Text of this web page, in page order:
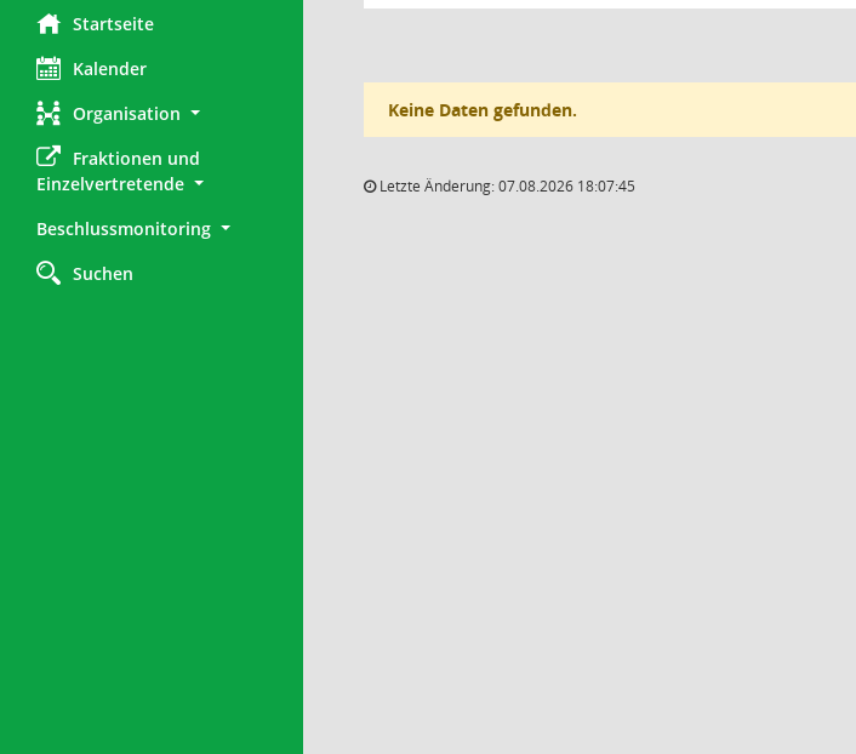
Startseite
Kalender
Organisation
Fraktionen und
Einzelvertretende
Beschlussmonitoring
Suchen
Keine Daten gefunden.
Letzte Änderung: 07.08.2026 18:07:45